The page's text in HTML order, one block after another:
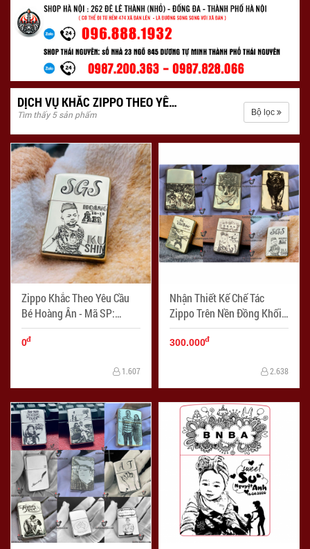
DỊCH VỤ KHẮC ZIPPO THEO YÊU CẦU - ZIPPO ENGRAVING SERVICE
Tìm thấy 5 sản phẩm Bộ lọc
Zippo Khắc Theo Yêu Cầu
Bé Hoàng Ân - Mã SP:
ZPC3837
0đ
1.607
Nhận Thiết Kế Chế Tác
Zippo Trên Nền Đồng Khối
169-254 - Mã SP:
ZPC03838
300.000đ
2.638